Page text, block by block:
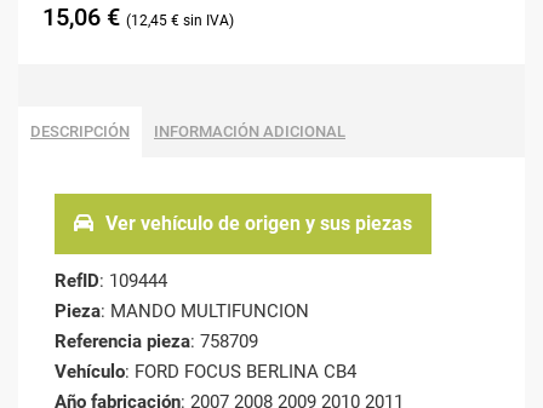
15,06 € 12,45 €
DESCRIPCIÓN INFORMACIÓN ADICIONAL
Ver vehículo de origen y sus piezas
RefID: 109444
Pieza: MANDO MULTIFUNCION
Referencia pieza: 758709
Vehículo: FORD FOCUS BERLINA CB4
Año fabricación: 2007 2008 2009 2010 2011